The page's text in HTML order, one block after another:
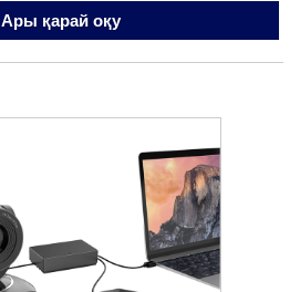
Ары қарай оқу